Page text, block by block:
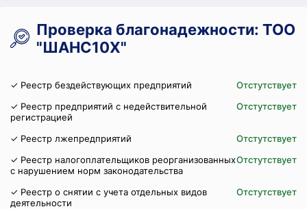
Проверка благонадежности: ТОО
"ШАНС10Х"
✓ Реестр бездействующих предприятий
Отстутствует
✓ Реестр предприятий с недействительной
регистрацией
Отстутствует
✓ Реестр лжепредприятий
Отстутствует
✓ Реестр налогоплательщиков реорганизованных
с нарушением норм законодательства
Отстутствует
✓ Реестр о снятии с учета отдельных видов
деятельности
Отстутствует